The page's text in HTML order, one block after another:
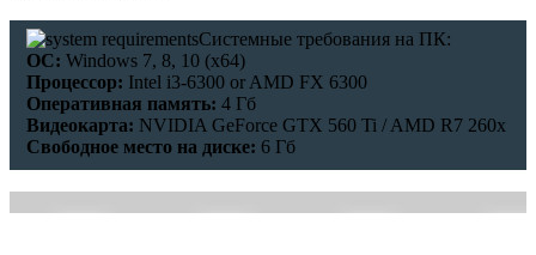
Системные требования на ПК:
ОС: Windows 7, 8, 10 (x64)
Процессор: Intel i3-6300 or AMD FX 6300
Оперативная память: 4 Гб
Видеокарта: NVIDIA GeForce GTX 560 Ti / AMD R7 260x
Свободное место на диске: 6 Гб